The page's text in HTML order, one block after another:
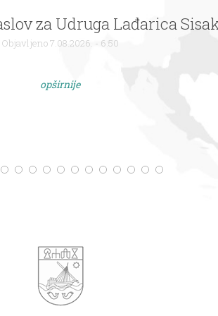
za Udruga Lađarica
Objavljeno 7.08.2026. - 6:50
opširnije